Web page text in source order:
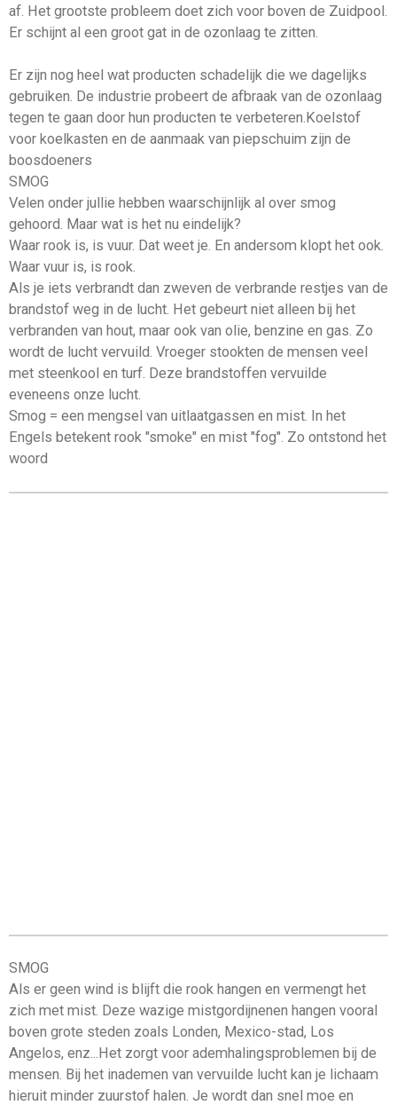
af. Het grootste probleem doet zich voor boven de Zuidpool.
Er schijnt al een groot gat in de ozonlaag te zitten.
Er zijn nog heel wat producten schadelijk die we dagelijks
gebruiken. De industrie probeert de afbraak van de ozonlaag
tegen te gaan door hun producten te verbeteren.Koelstof
voor koelkasten en de aanmaak van piepschuim zijn de
boosdoeners
SMOG
Velen onder jullie hebben waarschijnlijk al over smog
gehoord. Maar wat is het nu eindelijk?
Waar rook is, is vuur. Dat weet je. En andersom klopt het ook.
Waar vuur is, is rook.
Als je iets verbrandt dan zweven de verbrande restjes van de
brandstof weg in de lucht. Het gebeurt niet alleen bij het
verbranden van hout, maar ook van olie, benzine en gas. Zo
wordt de lucht vervuild. Vroeger stookten de mensen veel
met steenkool en turf. Deze brandstoffen vervuilde
eveneens onze lucht.
Smog = een mengsel van uitlaatgassen en mist. In het
Engels betekent rook "smoke" en mist "fog". Zo ontstond het
woord
SMOG
Als er geen wind is blijft die rook hangen en vermengt het
zich met mist. Deze wazige mistgordijnenen hangen vooral
boven grote steden zoals Londen, Mexico-stad, Los
Angelos, enz...Het zorgt voor ademhalingsproblemen bij de
mensen. Bij het inademen van vervuilde lucht kan je lichaam
hieruit minder zuurstof halen. Je wordt dan snel moe en